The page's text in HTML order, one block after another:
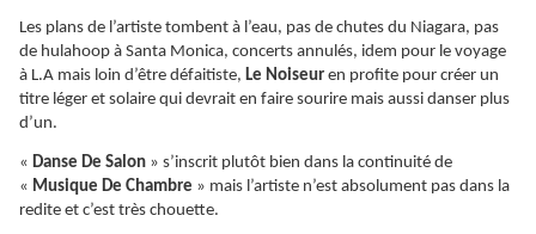
Les plans de l’artiste tombent à l’eau, pas de chutes du Niagara, pas
de hulahoop à Santa Monica, concerts annulés, idem pour le voyage
à L.A mais loin d’être défaitiste, Le Noiseur en profite pour créer un
titre léger et solaire qui devrait en faire sourire mais aussi danser plus
d’un.
« Danse De Salon » s’inscrit plutôt bien dans la continuité de
« Musique De Chambre » mais l’artiste n’est absolument pas dans la
redite et c’est très chouette.